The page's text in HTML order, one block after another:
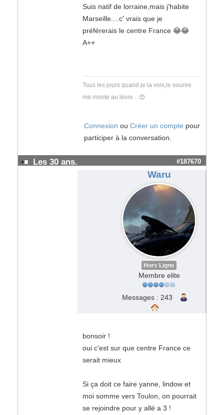
Suis natif de lorraine,mais j'habite
Marseille....c' vrais que je
préférerais le centre France 😂😂
A++
Tous les jours quand je la vois,le sourire
me monte au lèvre....😍
Connexion ou Créer un compte pour
participer à la conversation.
Les 30 ans. #187670
Waru
Hors Ligne
Membre elite
Messages : 243
bonsoir !
oui c'est sur que centre France ce
serait mieux
Si ça doit ce faire yanne, lindow et
moi somme vers Toulon, on pourrait
se rejoindre pour y allé a 3 !